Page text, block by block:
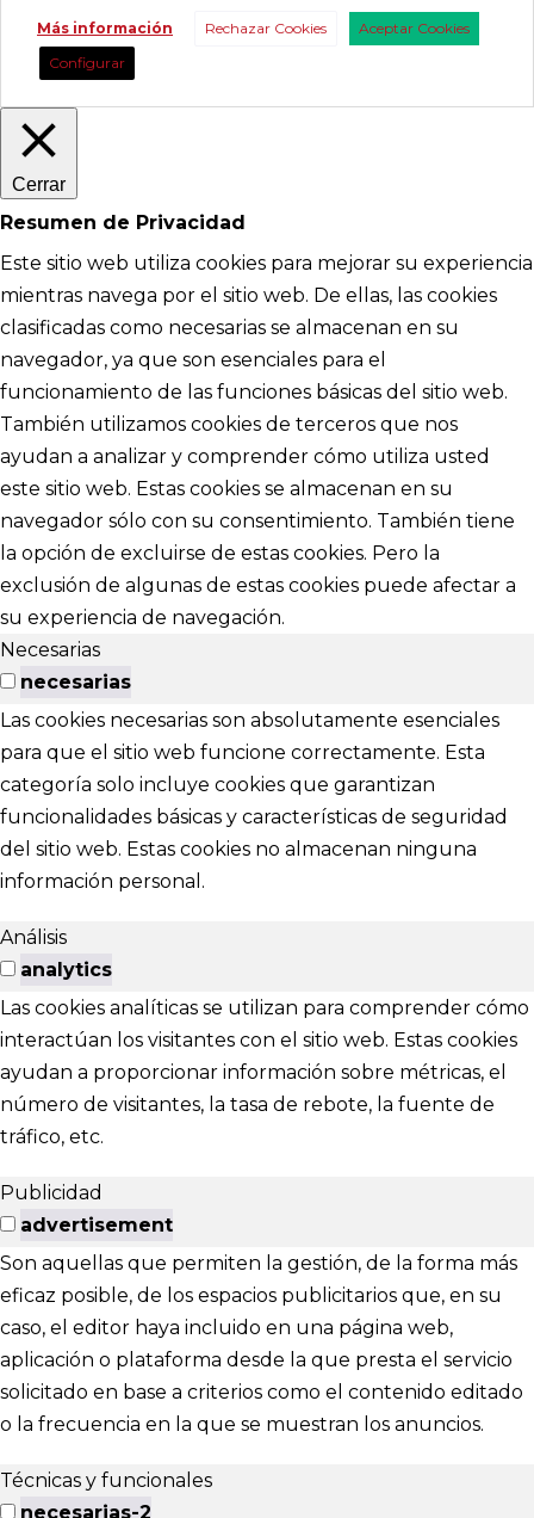
Más información Rechazar Cookies
Aceptar Cookies
Configurar
Cerrar
Resumen de Privacidad
Este sitio web utiliza cookies para mejorar su experiencia
mientras navega por el sitio web. De ellas, las cookies
clasificadas como necesarias se almacenan en su
navegador, ya que son esenciales para el
funcionamiento de las funciones básicas del sitio web.
También utilizamos cookies de terceros que nos
ayudan a analizar y comprender cómo utiliza usted
este sitio web. Estas cookies se almacenan en su
navegador sólo con su consentimiento. También tiene
la opción de excluirse de estas cookies. Pero la
exclusión de algunas de estas cookies puede afectar a
su experiencia de navegación.
Necesarias
necesarias
Las cookies necesarias son absolutamente esenciales
para que el sitio web funcione correctamente. Esta
categoría solo incluye cookies que garantizan
funcionalidades básicas y características de seguridad
del sitio web. Estas cookies no almacenan ninguna
información personal.
Análisis
analytics
Las cookies analíticas se utilizan para comprender cómo
interactúan los visitantes con el sitio web. Estas cookies
ayudan a proporcionar información sobre métricas, el
número de visitantes, la tasa de rebote, la fuente de
tráfico, etc.
Publicidad
advertisement
Son aquellas que permiten la gestión, de la forma más
eficaz posible, de los espacios publicitarios que, en su
caso, el editor haya incluido en una página web,
aplicación o plataforma desde la que presta el servicio
solicitado en base a criterios como el contenido editado
o la frecuencia en la que se muestran los anuncios.
Técnicas y funcionales
necesarias-2